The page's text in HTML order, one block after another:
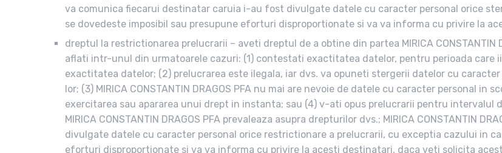
va comunica fiecarui destinatar caruia i-au fost divulgate datele cu caracter personal orice
se dovedeste imposibil sau presupune eforturi disproportionate si va va informa cu privire la
dreptul la restrictionarea prelucrarii – aveti dreptul de a obtine din partea MIRICA
aflati intr-unul din urmatoarele cazuri: (1) contestati exactitatea datelor, pentru perioada care ii
exactitatea datelor; (2) prelucrarea este ilegala, iar dvs. va opuneti stergerii datelor cu
lor; (3) MIRICA CONSTANTIN DRAGOS PFA nu mai are nevoie de datele cu caracter personal
exercitarea sau apararea unui drept in instanta; sau (4) v-ati opus prelucrarii pentru intervalul
MIRICA CONSTANTIN DRAGOS PFA prevaleaza asupra drepturilor dvs.; MIRICA CONSTANTIN
divulgate datele cu caracter personal orice restrictionare a prelucrarii, cu exceptia cazului in
eforturi disproportionate si va va informa cu privire la acesti destinatari, daca veti solicita